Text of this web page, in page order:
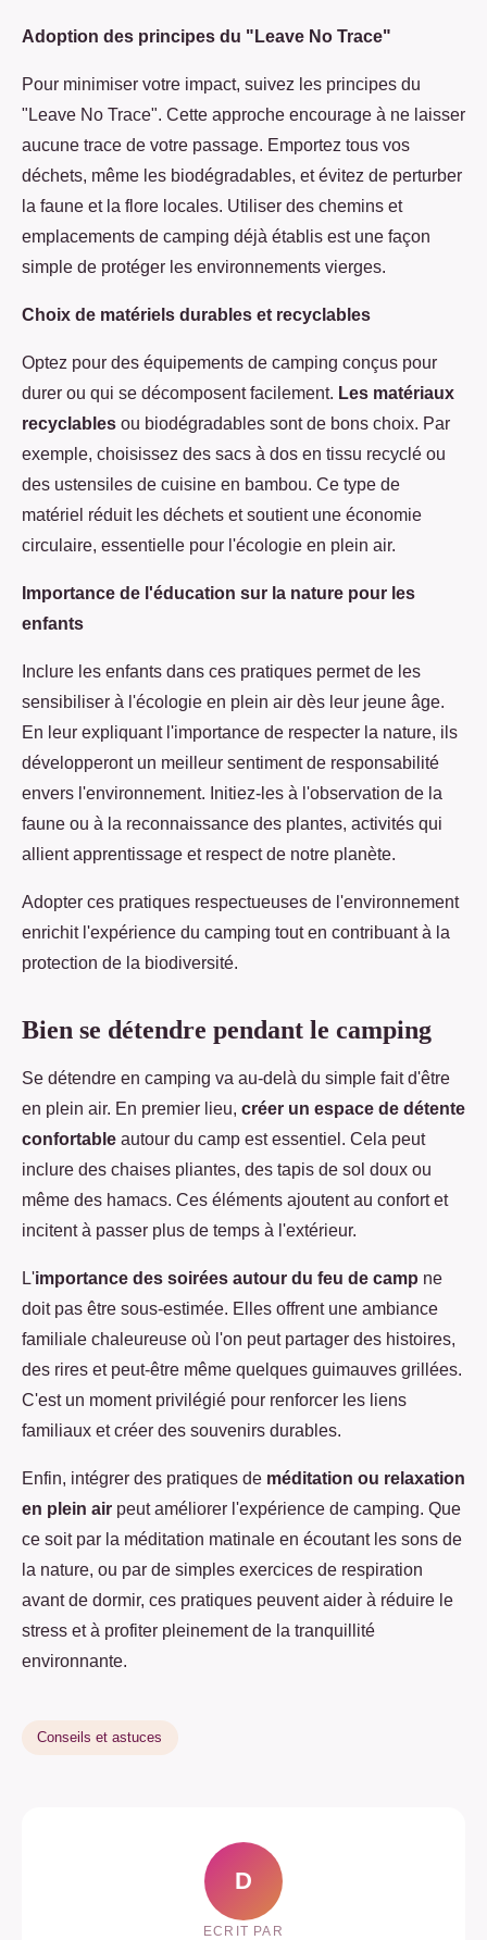
Adoption des principes du "Leave No Trace"
Pour minimiser votre impact, suivez les principes du
"Leave No Trace". Cette approche encourage à ne laisser
aucune trace de votre passage. Emportez tous vos
déchets, même les biodégradables, et évitez de perturber
la faune et la flore locales. Utiliser des chemins et
emplacements de camping déjà établis est une façon
simple de protéger les environnements vierges.
Choix de matériels durables et recyclables
Optez pour des équipements de camping conçus pour
durer ou qui se décomposent facilement. Les matériaux
recyclables ou biodégradables sont de bons choix. Par
exemple, choisissez des sacs à dos en tissu recyclé ou
des ustensiles de cuisine en bambou. Ce type de
matériel réduit les déchets et soutient une économie
circulaire, essentielle pour l'écologie en plein air.
Importance de l'éducation sur la nature pour les
enfants
Inclure les enfants dans ces pratiques permet de les
sensibiliser à l'écologie en plein air dès leur jeune âge.
En leur expliquant l'importance de respecter la nature, ils
développeront un meilleur sentiment de responsabilité
envers l'environnement. Initiez-les à l'observation de la
faune ou à la reconnaissance des plantes, activités qui
allient apprentissage et respect de notre planète.
Adopter ces pratiques respectueuses de l'environnement
enrichit l'expérience du camping tout en contribuant à la
protection de la biodiversité.
Bien se détendre pendant le camping
Se détendre en camping va au-delà du simple fait d'être
en plein air. En premier lieu, créer un espace de détente
confortable autour du camp est essentiel. Cela peut
inclure des chaises pliantes, des tapis de sol doux ou
même des hamacs. Ces éléments ajoutent au confort et
incitent à passer plus de temps à l'extérieur.
L'importance des soirées autour du feu de camp ne
doit pas être sous-estimée. Elles offrent une ambiance
familiale chaleureuse où l'on peut partager des histoires,
des rires et peut-être même quelques guimauves grillées.
C'est un moment privilégié pour renforcer les liens
familiaux et créer des souvenirs durables.
Enfin, intégrer des pratiques de méditation ou relaxation
en plein air peut améliorer l'expérience de camping. Que
ce soit par la méditation matinale en écoutant les sons de
la nature, ou par de simples exercices de respiration
avant de dormir, ces pratiques peuvent aider à réduire le
stress et à profiter pleinement de la tranquillité
environnante.
Conseils et astuces
D
ECRIT PAR